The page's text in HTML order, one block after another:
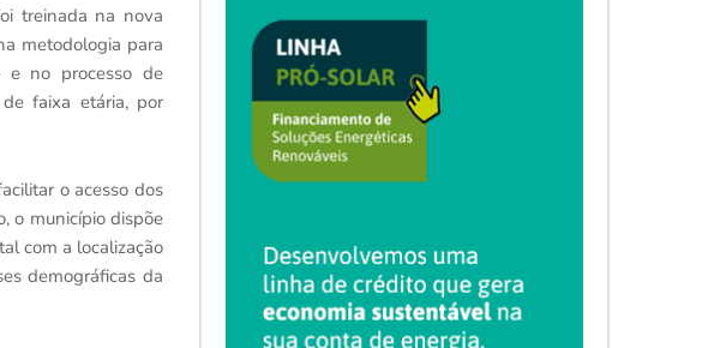
treinada na nova
metodologia para
e no processo de
faixa etária, por
o acesso dos
o município dispõe
com a localização
demográficas da